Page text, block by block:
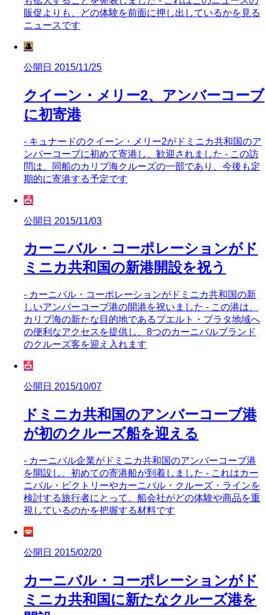
販促よりも、どの体験を前面に押し出しているかを見る
ニュースです
🎩
公開日 2015/11/25
クイーン・メリー2、アンバーコーブ
に初寄港
- キュナードのクイーン・メリー2がドミニカ共和国のア
ンバーコーブに初めて寄港し、歓迎されました - この訪
問は、同船のカリブ海クルーズの一部であり、今後も定
期的に寄港する予定です
🎪
公開日 2015/11/03
カーニバル・コーポレーションがド
ミニカ共和国の新港開設を祝う
- カーニバル・コーポレーションがドミニカ共和国の新
しいアンバーコーブ港の開港を祝いました - この港は、
カリブ海の新たな目的地であるプエルト・プラタ地域へ
の便利なアクセスを提供し、8つのカーニバルブランド
のクルーズ客を迎え入れます
🎪
公開日 2015/10/07
ドミニカ共和国のアンバーコーブ港
が初のクルーズ船を迎える
- カーニバル企業がドミニカ共和国のアンバーコーブ港
を開設し、初めての寄港船が到着しました - これはカー
ニバル・ビクトリーやカーニバル・クルーズ・ラインを
検討する旅行者にとって、船会社がどの体験や商品を重
視しているのかを把握する材料です
💋
公開日 2015/02/20
カーニバル・コーポレーションがド
ミニカ共和国に新たなクルーズ港を